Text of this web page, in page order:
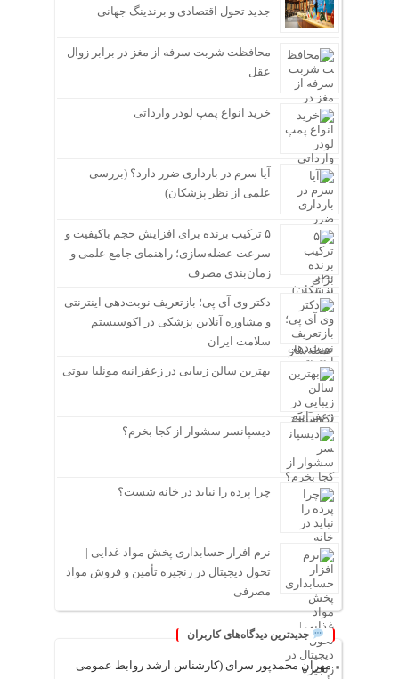
جدید تحول اقتصادی و برندینگ جهانی
محافظت شربت سرفه از مغز در برابر زوال
عقل
خرید انواع پمپ لودر وارداتی
آیا سرم در بارداری ضرر دارد؟ (بررسی
علمی از نظر پزشکان)
۵ ترکیب برنده برای افزایش حجم باکیفیت و
سرعت عضله‌سازی؛ راهنمای جامع علمی و
زمان‌بندی مصرف
دکتر وی آی پی؛ بازتعریف نوبت‌دهی اینترنتی
و مشاوره آنلاین پزشکی در اکوسیستم
سلامت ایران
بهترین سالن زیبایی در زعفرانیه مونلیا بیوتی
دیسپانسر سشوار از کجا بخرم؟
چرا پرده را نباید در خانه شست؟
نرم افزار حسابداری پخش مواد غذایی |
تحول دیجیتال در زنجیره تأمین و فروش مواد
مصرفی
جدیدترین دیدگاه‌های کاربران
مهران محمدپور سرای (کارشناس ارشد روابط عمومی